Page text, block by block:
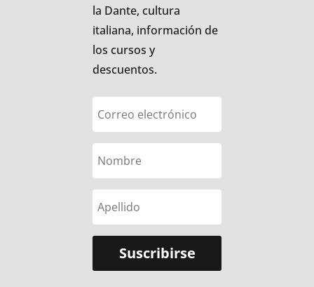
la Dante, cultura
italiana, información de
los cursos y
descuentos.
Suscribirse